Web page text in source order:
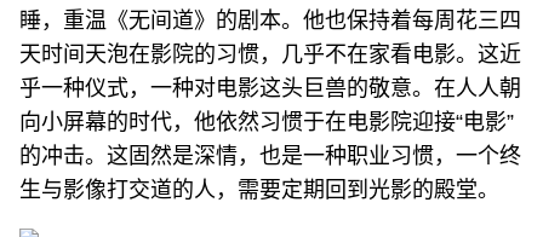
睡，重温《无间道》的剧本。他也保持着每周花三四
天时间天泡在影院的习惯，几乎不在家看电影。这近
乎一种仪式，一种对电影这头巨兽的敬意。在人人朝
向小屏幕的时代，他依然习惯于在电影院迎接“电影”
的冲击。这固然是深情，也是一种职业习惯，一个终
生与影像打交道的人，需要定期回到光影的殿堂。